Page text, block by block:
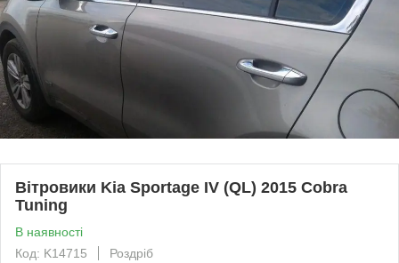
Вітровики Kia Sportage IV (QL) 2015 Cobra
Tuning
В наявності
Код: K14715
Роздріб